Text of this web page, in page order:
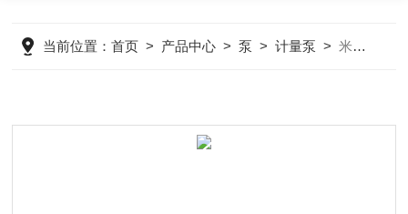
当前位置：首页 > 产品中心 >泵 >计量泵 >米顿罗MBH计量泵备件包